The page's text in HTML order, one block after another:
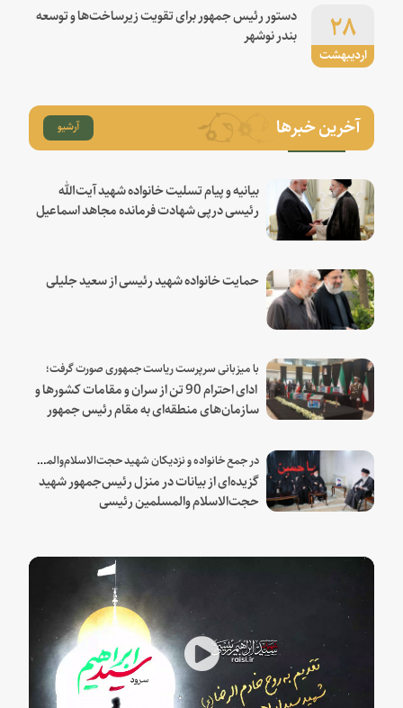
اردیبهشت
۲۸
دستور رئیس جمهور برای تقویت زیرساخت‌ها و توسعه
بندر نوشهر
آخرین خبرها آرشیو
بیانیه و پیام تسلیت خانواده شهید آیت‌الله
رئیسی درپی شهادت فرمانده مجاهد اسماعیل
حمایت خانواده شهید رئیسی از سعید جلیلی
با میزبانی سرپرست ریاست جمهوری صورت گرفت؛
ادای احترام 90 تن از سران و مقامات کشورها و
سازمان‌های منطقه‌ای به مقام رئیس جمهور
در جمع خانواده و نزدیکان شهید حجت‌الاسلام‌والمسلمین رئیسی:
گزیده‌ای از بیانات در منزل رئیس‌جمهور شهید
حجت‌الاسلام والمسلمین رئیسی
Play